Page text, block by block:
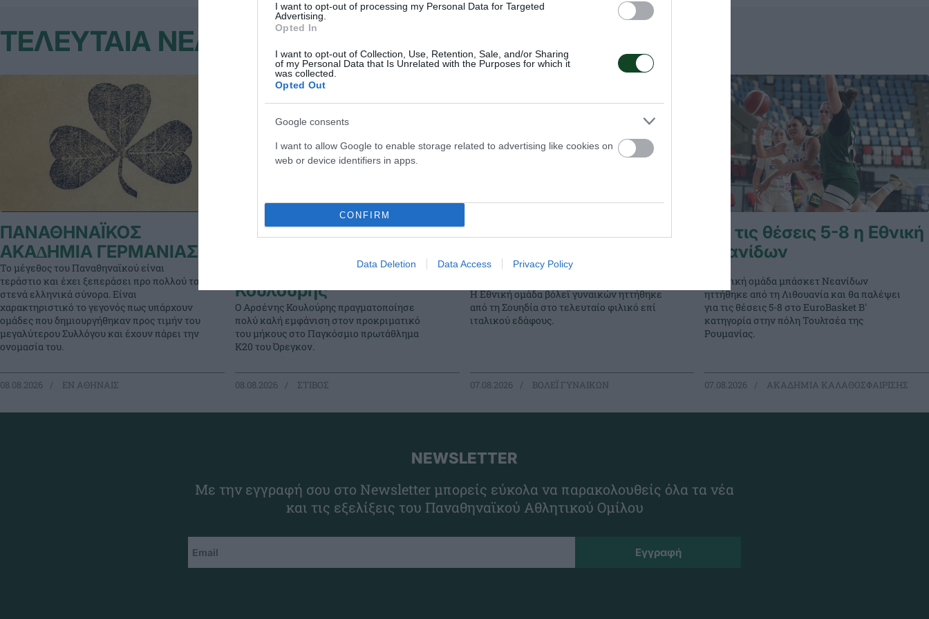
I want to opt-out of processing my Personal Data for Targeted
Advertising.
Opted In
I want to opt-out of Collection, Use, Retention, Sale, and/or Sharing
of my Personal Data that Is Unrelated with the Purposes for which it
was collected.
Opted Out
Google consents
I want to allow Google to enable storage related to advertising like cookies on
web or device identifiers in apps.
CONFIRM
Data Deletion Data Access Privacy Policy
ΤΕΛΕΥΤΑΙΑ ΝΕΑ
ΠΑΝΑΘΗΝΑΪΚΟΣ
ΑΚΑ∆ΗΜΙΑ ΓΕΡΜΑΝΙΑΣ
Το μέγεθος του Παναθηναϊκού είναι
τεράστιο και έχει ξεπεράσει προ πολλού τα
στενά ελληνικά σύνορα. Είναι
χαρακτηριστικό το γεγονός πως υπάρχουν
ομάδες που δημιουργήθηκαν προς τιμήν του
μεγαλύτερου Συλλόγου και έχουν πάρει την
ονομασία του.
08.08.2026 EΝ ΑΘΗΝΑΙΣ
Στον τελικό του
πρωταθλήματος ο
Κουλούρης
Ο Αρσένης Κουλούρης πραγματοποίησε
πολύ καλή εμφάνιση στον προκριματικό
του μήκους στο Παγκόσμιο πρωτάθλημα
Κ20 του Όρεγκον.
08.08.2026 ΣΤΙΒΟΣ
Φιλική ήττα από τη
Η Εθνική ομάδα βόλεϊ γυναικών ηττήθηκε
από τη Σουηδία στο τελευταίο φιλικό επί
ιταλικού εδάφους.
07.08.2026 ΒΟΛΕΪ ΓΥΝΑΙΚΩΝ
Για τις θέσεις 5-8 η Εθνική
Νεανίδων
Η Εθνική ομάδα μπάσκετ Νεανίδων
ηττήθηκε από τη Λιθουανία και θα παλέψει
για τις θέσεις 5-8 στο EuroBasket Β'
κατηγορία στην πόλη Τουλτσέα της
Ρουμανίας.
07.08.2026 ΑΚΑΔΗΜΙΑ ΚΑΛΑΘΟΣΦΑΙΡΙΣΗΣ
NEWSLETTER
Με την εγγραφή σου στο Newsletter μπορείς εύκολα να παρακολουθείς όλα τα νέα
και τις εξελίξεις του Παναθηναϊκού Αθλητικού Ομίλου